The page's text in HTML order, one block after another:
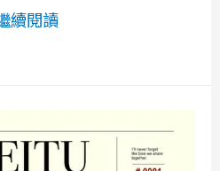
續閱讀